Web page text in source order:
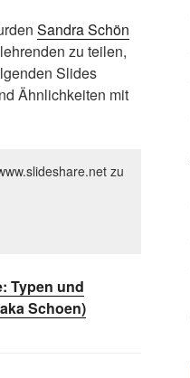
Sandra Schön
zu teilen,
Slides
Ähnlichkeiten mit
zu
Typen und
Schoen)